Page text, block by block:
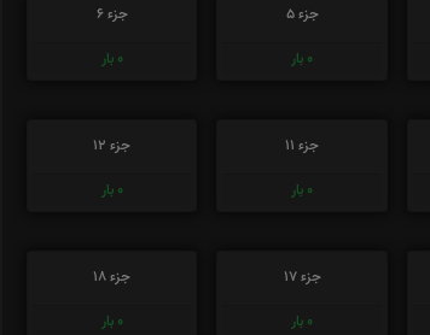
جزء 5
0 بار
جزء 6
0 بار
جزء 11
0 بار
جزء 12
0 بار
جزء 17
0 بار
جزء 18
0 بار